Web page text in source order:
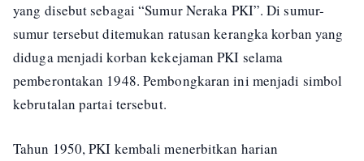
yang disebut sebagai “Sumur Neraka PKI”. Di sumur-
sumur tersebut ditemukan ratusan kerangka korban yang
diduga menjadi korban kekejaman PKI selama
pemberontakan 1948. Pembongkaran ini menjadi simbol
kebrutalan partai tersebut.
Tahun 1950, PKI kembali menerbitkan harian